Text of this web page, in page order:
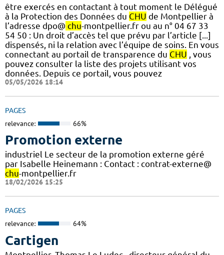
être exercés en contactant à tout moment le Délégué
à la Protection des Données du CHU de Montpellier à
l’adresse dpo@ chu-montpellier.fr ou au n° 04 67 33
54 50 : Un droit d’accès tel que prévu par l’article [...]
dispensés, ni la relation avec l’équipe de soins. En vous
connectant au portail de transparence du CHU , vous
pouvez consulter la liste des projets utilisant vos
données. Depuis ce portail, vous pouvez
05/05/2026 18:14
PAGES
relevance: 66%
Promotion externe
industriel Le secteur de la promotion externe géré
par Isabelle Heinemann : Contact : contrat-externe@
chu-montpellier.fr
18/02/2026 15:25
PAGES
relevance: 64%
Cartigen